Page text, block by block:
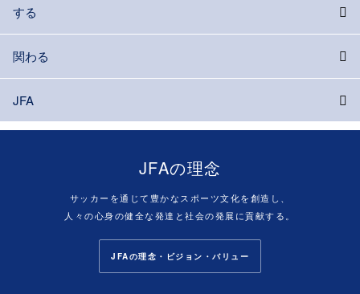
する
関わる
JFA
JFAの理念
サッカーを通じて豊かなスポーツ文化を創造し、
人々の心身の健全な発達と社会の発展に貢献する。
JFAの理念・ビジョン・バリュー